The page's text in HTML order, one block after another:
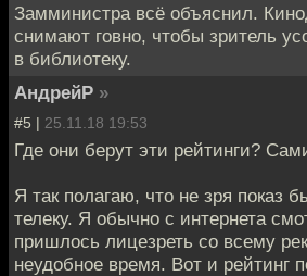
Замминистра всё объяснил.
снимают говно, чтобы зритель
в библиотеку.
АндрейР »
#5 | 25.11.18 19:53
Где они берут эти рейтинги?
Я так полагаю, что не зря показ
телеку. Я обычно с интернета
пришлось лицезреть со всему
неудобное время. Вот и рейтинг